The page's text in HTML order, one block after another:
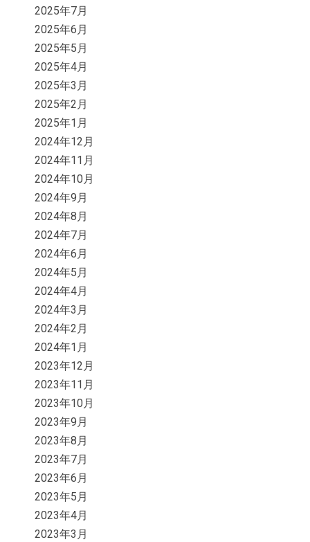
2025年7月
2025年6月
2025年5月
2025年4月
2025年3月
2025年2月
2025年1月
2024年12月
2024年11月
2024年10月
2024年9月
2024年8月
2024年7月
2024年6月
2024年5月
2024年4月
2024年3月
2024年2月
2024年1月
2023年12月
2023年11月
2023年10月
2023年9月
2023年8月
2023年7月
2023年6月
2023年5月
2023年4月
2023年3月